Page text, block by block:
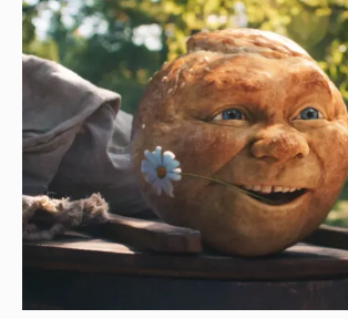
"Россия-24" обратилась в
из-за угроз в адрес